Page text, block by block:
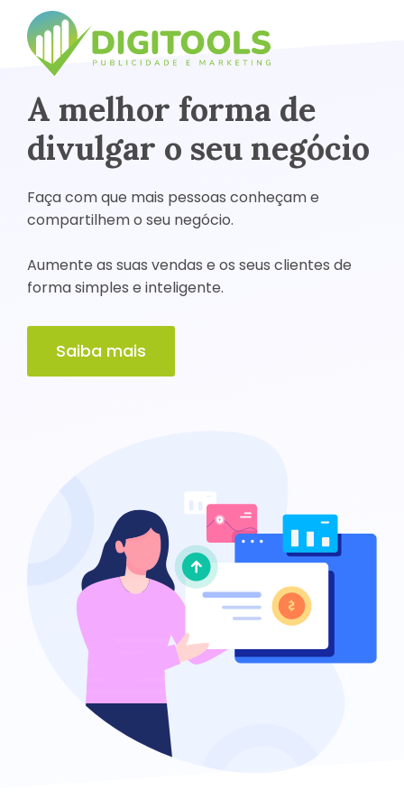
A melhor forma de
divulgar o seu negócio
Faça com que mais pessoas conheçam e
compartilhem o seu negócio.
Aumente as suas vendas e os seus clientes de
forma simples e inteligente.
Saiba mais